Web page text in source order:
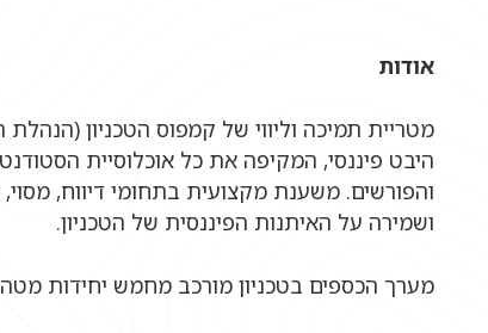
אודות
מטריית תמיכה וליווי של קמפוס הטכניון (הנהלת
היבט פיננסי, המקיפה את כל אוכלוסיית
והפורשים. משענת מקצועית בתחומי דיווח, מסוי,
ושמירה על האיתנות הפיננסית של הטכניון.
מערך הכספים בטכניון מורכב מחמש יחידות מטה